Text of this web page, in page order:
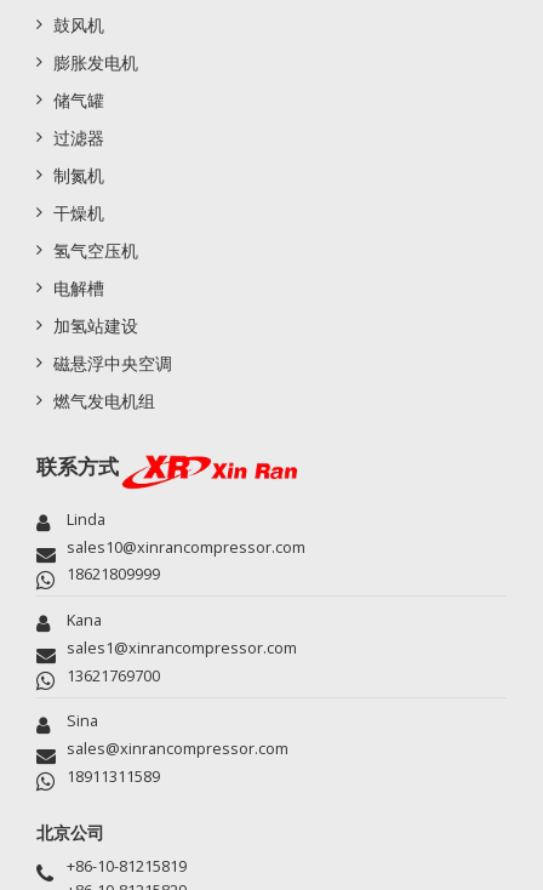
鼓风机
膨胀发电机
储气罐
过滤器
制氮机
干燥机
氢气空压机
电解槽
加氢站建设
磁悬浮中央空调
燃气发电机组
联系方式
Linda
sales10@xinrancompressor.com
18621809999
Kana
sales1@xinrancompressor.com
13621769700
Sina
sales@xinrancompressor.com
18911311589
北京公司
+86-10-81215819